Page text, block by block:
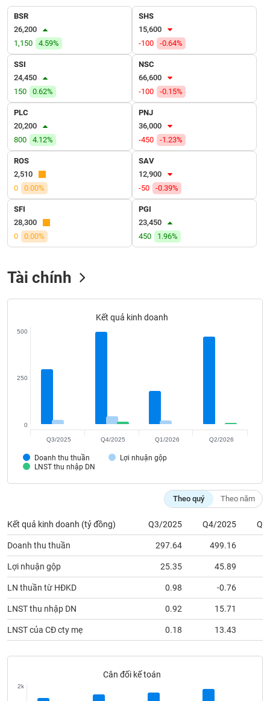
BSR
26,200
1,150
4.59%
SHS
15,600
-100
-0.64%
SSI
24,450
150
0.62%
NSC
66,600
-100
-0.15%
PLC
20,200
800
4.12%
PNJ
36,000
-450
-1.23%
ROS
2,510
0
0.00%
SAV
12,900
-50
-0.39%
SFI
28,300
0
0.00%
PGI
23,450
450
1.96%
Tài chính
Kết quả kinh doanh
Doanh thu thuần
Lợi nhuận gộp
LNST thu nhập DN
0
250
500
Q3/2025 Q4/2025 Q1/2026 Q2/2026
Theo quý Theo năm
Kết quả kinh doanh (tỷ đồng) Q3/2025 Q4/2025
Doanh thu thuần 297.64 499.16
Lợi nhuận gộp 25.35 45.89
LN thuần từ HĐKD 0.98 -0.76
LNST thu nhập DN 0.92 15.71
LNST của CĐ cty mẹ 0.18 13.43
Cân đối kế toán
2k
VỤ
TRUYỀN
THÔNG
TIỆN
ÍCH
BẤT
ĐỘNG
SẢN
Mã
chứng
khoán
(-)
Tất cả Cổ phiếu
Tin
của
tác
Báo
cáo
phân
tích
(-)
Thuật
ngữ
(-)
Dịch